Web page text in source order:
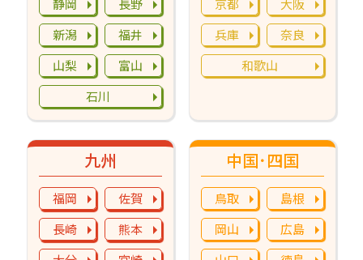
九州
福岡
佐賀
長崎
熊本
中国･四国
鳥取
島根
岡山
広島
静岡
長野
新潟
福井
山梨
富山
石川
京都
大阪
兵庫
奈良
和歌山